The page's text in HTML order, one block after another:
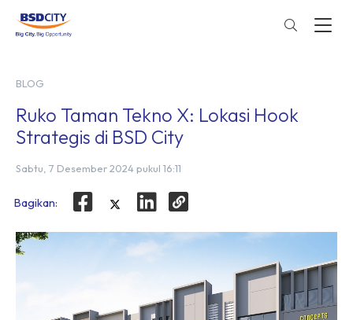
BLOG
Ruko Taman Tekno X: Lokasi Hook
Strategis di BSD City
Sabtu, 7 Desember 2024 pukul 16:11
Bagikan: